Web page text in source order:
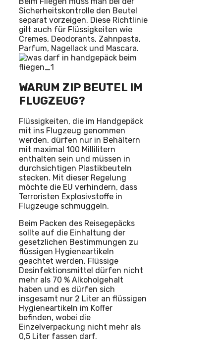
Sicherheitskontrolle den Beutel
separat vorzeigen. Diese Richtlinie
gilt auch für Flüssigkeiten wie
Cremes, Deodorants, Zahnpasta,
Parfum, Nagellack und Mascara.
WARUM ZIP BEUTEL IM
FLUGZEUG?
Flüssigkeiten, die im Handgepäck
mit ins Flugzeug genommen
werden, dürfen nur in Behältern
mit maximal 100 Millilitern
enthalten sein und müssen in
durchsichtigen Plastikbeuteln
stecken. Mit dieser Regelung
möchte die EU verhindern, dass
Terroristen Explosivstoffe in
Flugzeuge schmuggeln.
Beim Packen des Reisegepäcks
sollte auf die Einhaltung der
gesetzlichen Bestimmungen zu
flüssigen Hygieneartikeln
geachtet werden. Flüssige
Desinfektionsmittel dürfen nicht
mehr als 70 % Alkoholgehalt
haben und es dürfen sich
insgesamt nur 2 Liter an flüssigen
Hygieneartikeln im Koffer
befinden, wobei die
Einzelverpackung nicht mehr als
0,5 Liter fassen darf.